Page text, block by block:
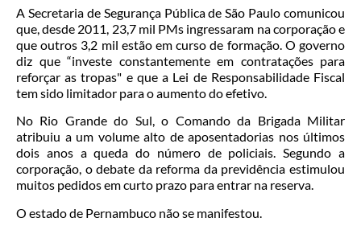
A Secretaria de Segurança Pública de São Paulo comunicou
que, desde 2011, 23,7 mil PMs ingressaram na corporação e
que outros 3,2 mil estão em curso de formação. O governo
diz que “investe constantemente em contratações para
reforçar as tropas" e que a Lei de Responsabilidade Fiscal
tem sido limitador para o aumento do efetivo.
No Rio Grande do Sul, o Comando da Brigada Militar
atribuiu a um volume alto de aposentadorias nos últimos
dois anos a queda do número de policiais. Segundo a
corporação, o debate da reforma da previdência estimulou
muitos pedidos em curto prazo para entrar na reserva.
O estado de Pernambuco não se manifestou.